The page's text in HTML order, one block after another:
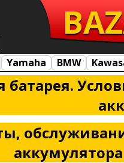
Yamaha BMW
батарея.
аккумулятора